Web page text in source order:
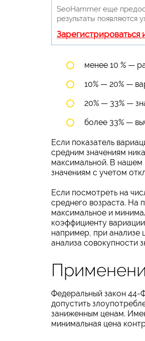
SeoHammer еще
результаты появляются
менее 10 % —
10% — 20% —
20% — 33% —
более 33% —
Если показатель
средним значениям
максимальной. В нашем
значениям с учетом
Если посмотреть на
среднего возраста. На
максимальное и
коэффициенту
например, при анализе
анализа совокупности
Федеральный закон 44-
допустить
заниженным ценам.
минимальная цена